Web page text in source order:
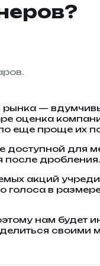
рынка —
оценка
еще проще их
доступной для
после дробления.
акций
в
нам будет
своими